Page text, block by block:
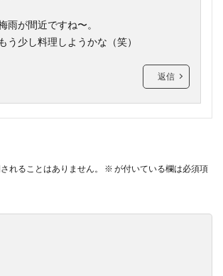
雨が間近ですね〜。
う少し料理しようかな（笑）
返信
れることはありません。 ※ が付いている欄は必須項